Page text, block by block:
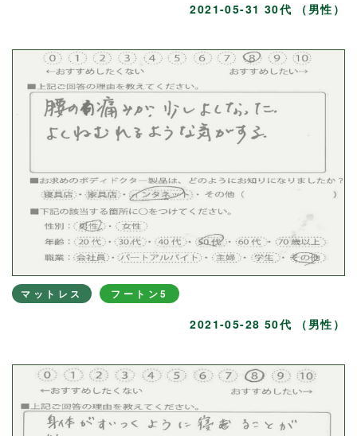
2021-05-31 30代 （男性）
マットレス フートン5
2021-05-28 50代 （男性）